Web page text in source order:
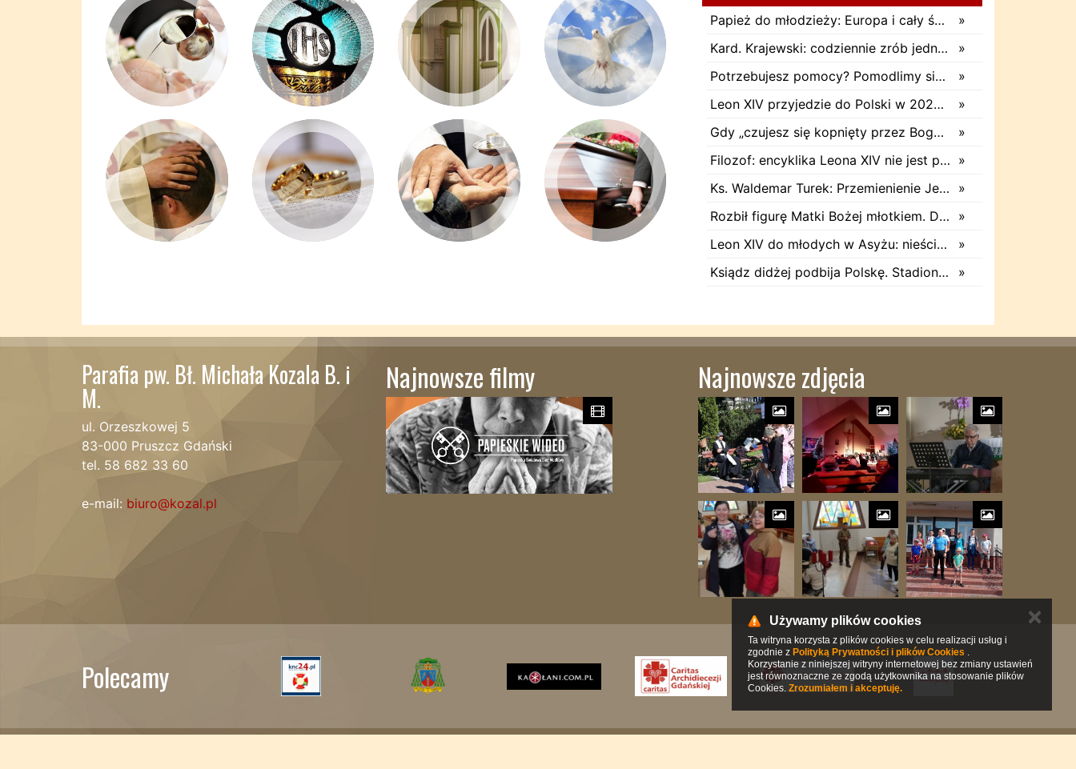
»
Papież do młodzieży: Europa i cały świat poszukują pośród was nowych świętych
»
Kard. Krajewski: codziennie zrób jedną rzecz. Zobaczysz, co stanie się z twoim życiem
»
Potrzebujesz pomocy? Pomodlimy się w Twojej intencji
»
Leon XIV przyjedzie do Polski w 2028 roku. Trwają przygotowania do papieskiej pielgrzymki
»
Gdy „czujesz się kopnięty przez Boga”. Abp Adrian Galbas: Pan Bóg nie zabierze szpili
»
Filozof: encyklika Leona XIV nie jest przede wszystkim o sztucznej inteligencji
»
Ks. Waldemar Turek: Przemienienie Jezusa daje siłę do pokonywania przeciwności
»
Rozbił figurę Matki Bożej młotkiem. Dramatyczne nagranie w sieci
»
Leon XIV do młodych w Asyżu: nieście pokój i nadzieję
»
Ksiądz didżej podbija Polskę. Stadion wyprzedał się w dobę
Parafia pw. Bł. Michała Kozala B. i
M.
ul. Orzeszkowej 5
83-000 Pruszcz Gdański
tel. 58 682 33 60
e-mail: biuro@kozal.pl
Najnowsze filmy Najnowsze zdjęcia
Polecamy
Używamy plików cookies
Ta witryna korzysta z plików cookies w celu realizacji usług i
zgodnie z Polityką Prywatności i plików Cookies .
Korzystanie z niniejszej witryny internetowej bez zmiany ustawień
jest równoznaczne ze zgodą użytkownika na stosowanie plików
Cookies. Zrozumiałem i akceptuję.
✕